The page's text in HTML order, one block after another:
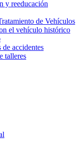
y reeducación
de Vehículos
el vehículo histórico
accidentes
talleres